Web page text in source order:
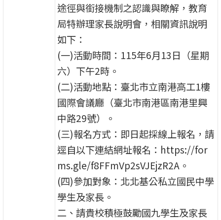
途徑與銜接機制之認識與瞭解，教育
局特辦理家長說明會，相關資訊說明
如下：
(一)活動時間：115年6月13日（星期
六）下午2時。
(二)活動地點：臺北市立南港高工1樓
國際會議廳（臺北市南港區南港里興
中路29號）。
(三)報名方式：即日起採線上報名，請
逕自以下連結網址報名：https://for
ms.gle/f8FFmVp2sVJEjzR2A。
(四)參加對象：北北基公私立國民中學
學生及家長。
二、請貴校積極鼓勵國九學生及家長